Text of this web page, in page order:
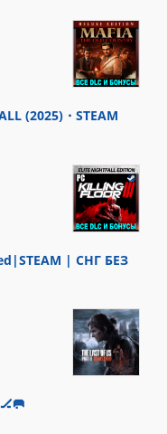
(2025)・STEAM
| СНГ БЕЗ